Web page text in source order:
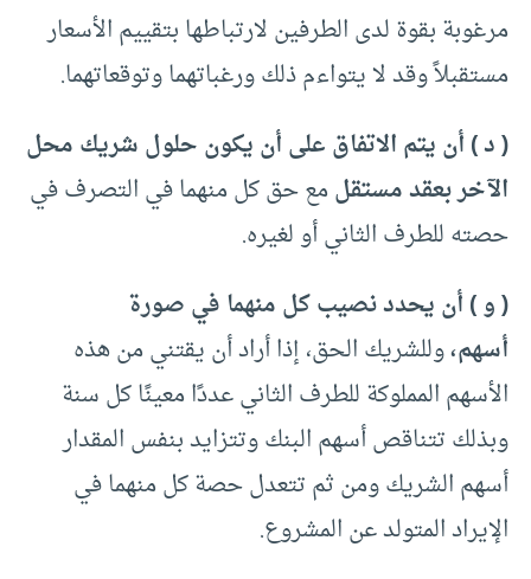
مرغوبة بقوة لدى الطرفين لارتباطها بتقييم الأسعار
مستقبلاً وقد لا يتواءم ذلك ورغباتهما وتوقعاتهما.
( د ) أن يتم الاتفاق على أن يكون حلول شريك محل
الآخر بعقد مستقلمع حق كل منهما في التصرف في
حصته للطرف الثاني أو لغيره.
( و ) أن يحدد نصيب كل منهما في صورة
أسهم،وللشريك الحق، إذا أراد أن يقتني من هذه
الأسهم المملوكة للطرف الثاني عددًا معينًا كل سنة
وبذلك تتناقص أسهم البنك وتتزايد بنفس المقدار
أسهم الشريك ومن ثم تتعدل حصة كل منهما في
الإيراد المتولد عن المشروع.